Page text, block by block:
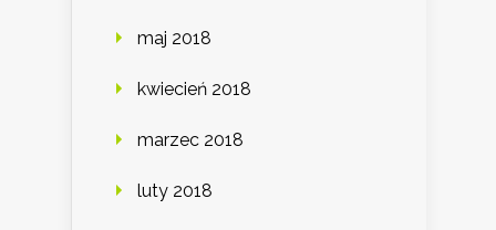
maj 2018
kwiecień 2018
marzec 2018
luty 2018